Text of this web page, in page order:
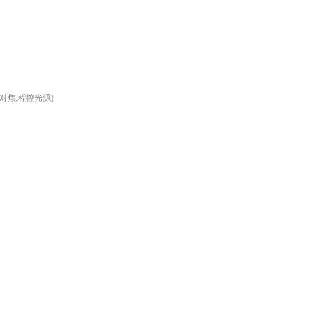
焦,程控光源)